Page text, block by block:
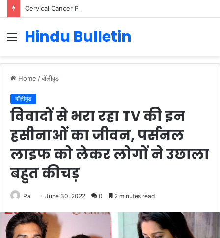
Menu
Hindu Bulletin
Home /बॉलीवुड
बॉलीवुड
विवादों से भरा रहा TV की इन
हसीनाओं का जीवन, पर्सनल
लाइफ को लेकर लोगों ने उछाला
बहुत कीचड़
Pal June 30, 2022 0 2 minutes read